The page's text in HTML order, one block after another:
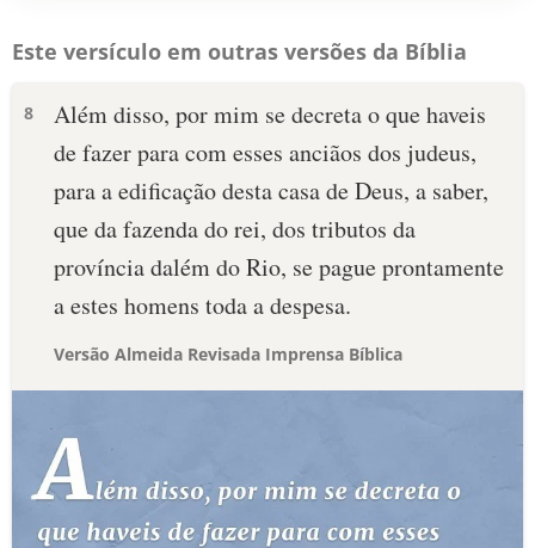
Este versículo em outras versões da Bíblia
8
Além disso, por mim se decreta o que haveis
de fazer para com esses anciãos dos judeus,
para a edificação desta casa de Deus, a saber,
que da fazenda do rei, dos tributos da
província dalém do Rio, se pague prontamente
a estes homens toda a despesa.
Versão Almeida Revisada Imprensa Bíblica